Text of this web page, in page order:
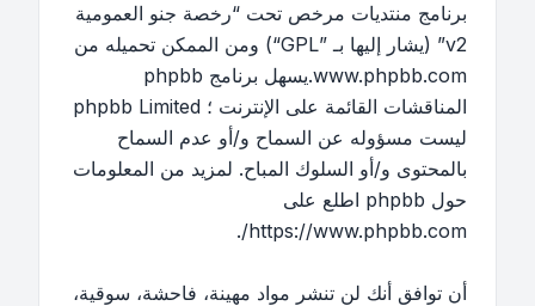
برنامج منتديات مرخص تحت “رخصة جنو العمومية
v2” (يشار إليها بـ ”GPL“) ومن الممكن تحميله من
www.phpbb.com
.يسهل برنامج phpbb
المناقشات القائمة على الإنترنت ؛ phpbb Limited
ليست مسؤوله عن السماح و/أو عدم السماح
بالمحتوى و/أو السلوك المباح. لمزيد من المعلومات
حول phpbb اطلع على
https://www.phpbb.com/
.
أن توافق أنك لن تنشر مواد مهينة، فاحشة، سوقية،